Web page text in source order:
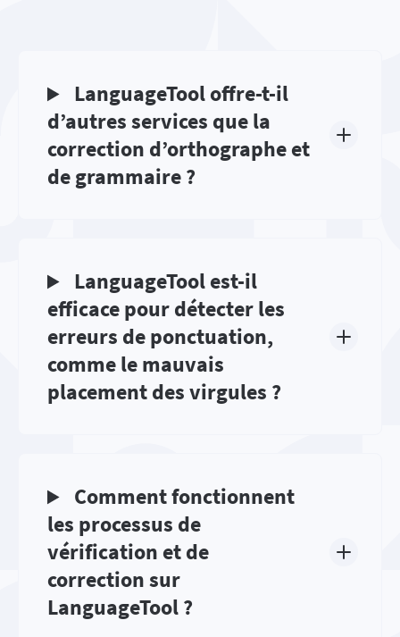
LanguageTool offre-t-il
d’autres services que la
correction d’orthographe et
de grammaire ?
LanguageTool est-il
efficace pour détecter les
erreurs de ponctuation,
comme le mauvais
placement des virgules ?
Comment fonctionnent
les processus de
vérification et de
correction sur
LanguageTool ?